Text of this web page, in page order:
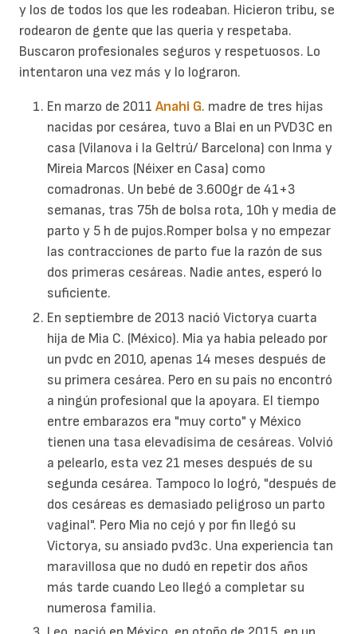
y los de todos los que les rodeaban. Hicieron tribu, se
rodearon de gente que las queria y respetaba.
Buscaron profesionales seguros y respetuosos. Lo
intentaron una vez más y lo lograron.
En marzo de 2011Anahi G. madre de tres hijas
nacidas por cesárea, tuvo a Blai en un PVD3C en
casa (Vilanova i la Geltrú/ Barcelona) con Inma y
Mireia Marcos (Néixer en Casa) como
comadronas. Un bebé de 3.600gr de 41+3
semanas, tras 75h de bolsa rota, 10h y media de
parto y 5 h de pujos.Romper bolsa y no empezar
las contracciones de parto fue la razón de sus
dos primeras cesáreas. Nadie antes, esperó lo
suficiente.
En septiembre de 2013 nació Victorya cuarta
hija de Mia C. (México). Mia ya habia peleado por
un pvdc en 2010, apenas 14 meses después de
su primera cesárea. Pero en su país no encontró
a ningún profesional que la apoyara. El tiempo
entre embarazos era "muy corto" y México
tienen una tasa elevadísima de cesáreas. Volvió
a pelearlo, esta vez 21 meses después de su
segunda cesárea. Tampoco lo logró, "después de
dos cesáreas es demasiado peligroso un parto
vaginal". Pero Mia no cejó y por fin llegó su
Victorya, su ansiado pvd3c. Una experiencia tan
maravillosa que no dudó en repetir dos años
más tarde cuando Leo llegó a completar su
numerosa familia.